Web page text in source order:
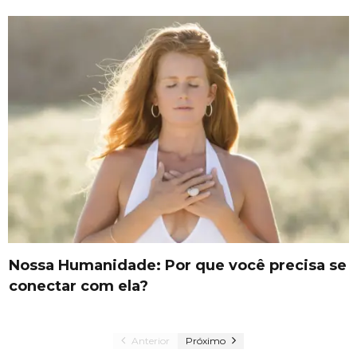
Nossa Humanidade: Por que você precisa se
conectar com ela?
Anterior Próximo